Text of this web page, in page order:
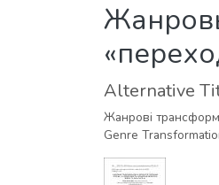
Alternative
Жанрові
Genre